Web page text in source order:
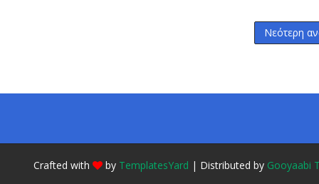
Νεότερη
Crafted with by TemplatesYard | Distributed by Gooyaabi